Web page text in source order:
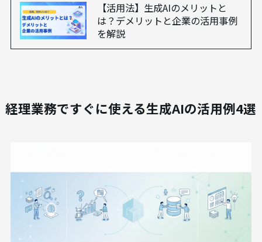
【活用法】生成AIのメリットと
は？デメリットと企業の活用事例
を解説
経理業務ですぐに使える生成AIの活用例4選